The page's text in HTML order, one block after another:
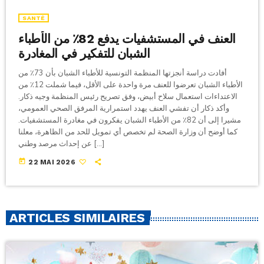
SANTÉ
العنف في المستشفيات يدفع 82٪ من الأطباء
الشبان للتفكير في المغادرة
أفادت دراسة أنجزتها المنظمة التونسية للأطباء الشبان بأن 73٪ من
الأطباء الشبان تعرضوا للعنف مرة واحدة على الأقل، فيما شملت 12٪ من
الاعتداءات استعمال سلاح أبيض، وفق تصريح رئيس المنظمة وجيه ذكار.
وأكد ذكار أن تفشي العنف يهدد استمرارية المرفق الصحي العمومي،
مشيرا إلى أن 82٪ من الأطباء الشبان يفكرون في مغادرة المستشفيات.
كما أوضح أن وزارة الصحة لم تخصص أي تمويل للحد من الظاهرة، معلنا
عن إحداث مرصد وطني […]
today 22 MAI 2026
ARTICLES SIMILAIRES